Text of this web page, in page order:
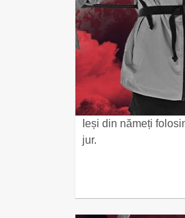
Ieși din nămeți
jur.